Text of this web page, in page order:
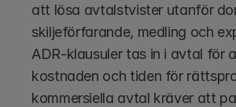
att lösa avtalstvister utanför
skiljeförfarande, medling och
ADR-klausuler tas in i avtal för
kostnaden och tiden för
kommersiella avtal kräver att